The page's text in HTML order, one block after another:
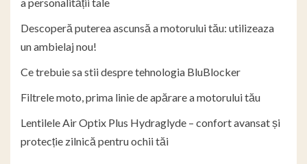
Descoperă puterea ascunsă a motorului tău: utilizeaza
un ambielaj nou!
Ce trebuie sa stii despre tehnologia BluBlocker
Filtrele moto, prima linie de apărare a motorului tău
Lentilele Air Optix Plus Hydraglyde – confort avansat și
protecție zilnică pentru ochii tăi